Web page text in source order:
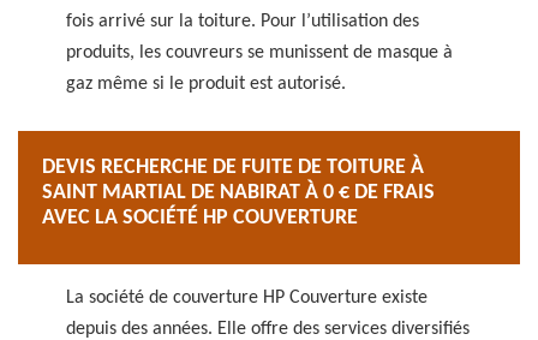
fois arrivé sur la toiture. Pour l’utilisation des
produits, les couvreurs se munissent de masque à
gaz même si le produit est autorisé.
DEVIS RECHERCHE DE FUITE DE TOITURE À
SAINT MARTIAL DE NABIRAT À 0 € DE FRAIS
AVEC LA SOCIÉTÉ HP COUVERTURE
La société de couverture HP Couverture existe
depuis des années. Elle offre des services diversifiés